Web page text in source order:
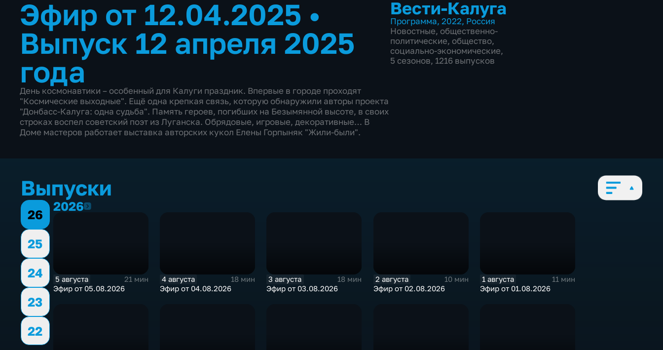
Эфир от 12.04.2025 •
Выпуск 12 апреля 2025
года
День космонавтики – особенный для Калуги праздник. Впервые в городе проходят
"Космические выходные". Ещё одна крепкая связь, которую обнаружили авторы проекта
"Донбасс-Калуга: одна судьба". Память героев, погибших на Безымянной высоте, в своих
строках воспел советский поэт из Луганска. Обрядовые, игровые, декоративные… В
Доме мастеров работает выставка авторских кукол Елены Горпыняк "Жили-были".
Вести-Калуга
Программа, 2022, Россия
Новостные, общественно-
политические, общество,
социально-экономические,
5 сезонов, 1216 выпусков
Выпуски
26
25
24
23
22
20262026
5 августа
21 мин
Эфир от 05.08.2026
4 августа
18 мин
Эфир от 04.08.2026
3 августа
18 мин
Эфир от 03.08.2026
2 августа
10 мин
Эфир от 02.08.2026
1 августа
11 мин
Эфир от 01.08.2026